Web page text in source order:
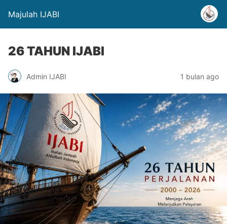
Majulah IJABI
26 TAHUN IJABI
Admin IJABI 1 bulan ago